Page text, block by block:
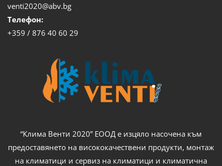
venti2020@abv.bg
Телефон:
+359 / 876 40 60 29
“Клима Венти 2020” ЕООД е изцяло насочена към
предоставянето на висококачествени продукти, монтаж
на климатици и сервиз на климатици и климатична